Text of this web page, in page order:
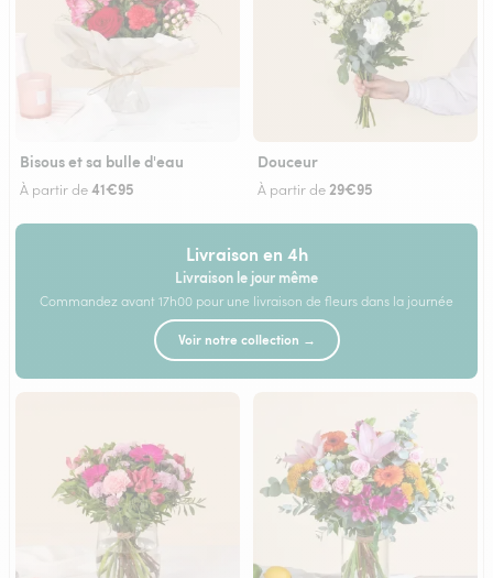
Bisous et sa bulle d'eau
À partir de41€95
Douceur
À partir de29€95
Livraison en 4h
Livraison le jour même
Commandez avant 17h00 pour une livraison de fleurs dans la journée
Voir notre collection →